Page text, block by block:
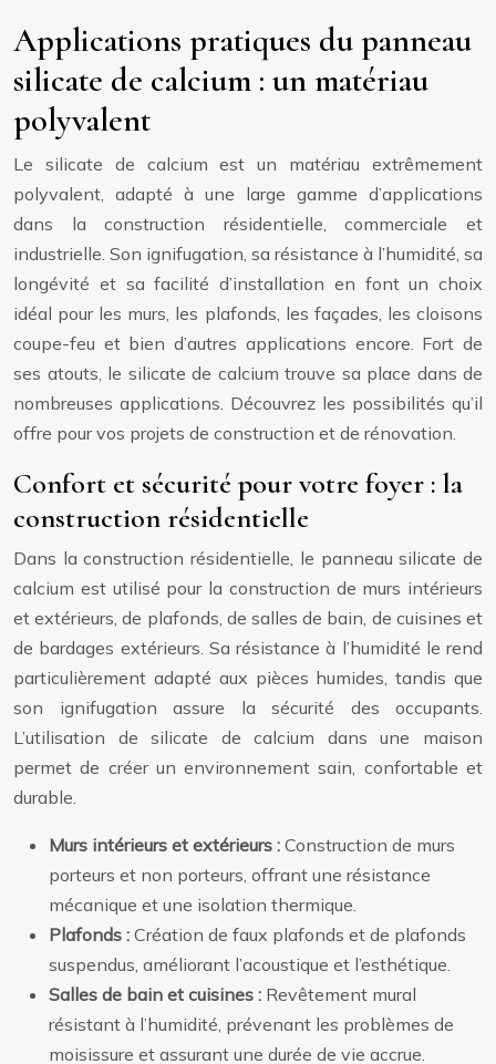
Applications pratiques du panneau
silicate de calcium : un matériau
polyvalent
Le silicate de calcium est un matériau extrêmement
polyvalent, adapté à une large gamme d’applications
dans la construction résidentielle, commerciale et
industrielle. Son ignifugation, sa résistance à l’humidité, sa
longévité et sa facilité d’installation en font un choix
idéal pour les murs, les plafonds, les façades, les cloisons
coupe-feu et bien d’autres applications encore. Fort de
ses atouts, le silicate de calcium trouve sa place dans de
nombreuses applications. Découvrez les possibilités qu’il
offre pour vos projets de construction et de rénovation.
Confort et sécurité pour votre foyer : la
construction résidentielle
Dans la construction résidentielle, le panneau silicate de
calcium est utilisé pour la construction de murs intérieurs
et extérieurs, de plafonds, de salles de bain, de cuisines et
de bardages extérieurs. Sa résistance à l’humidité le rend
particulièrement adapté aux pièces humides, tandis que
son ignifugation assure la sécurité des occupants.
L’utilisation de silicate de calcium dans une maison
permet de créer un environnement sain, confortable et
durable.
Murs intérieurs et extérieurs : Construction de murs
porteurs et non porteurs, offrant une résistance
mécanique et une isolation thermique.
Plafonds : Création de faux plafonds et de plafonds
suspendus, améliorant l’acoustique et l’esthétique.
Salles de bain et cuisines : Revêtement mural
résistant à l’humidité, prévenant les problèmes de
moisissure et assurant une durée de vie accrue.